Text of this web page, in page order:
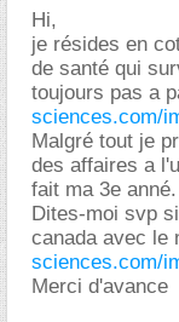
Hi,
je résides en
de santé qui
toujours pas a
sciences.com/
Malgré tout je
des affaires a
fait ma 3e anné.
Dites-moi svp
canada avec le
sciences.com/
Merci d'avance